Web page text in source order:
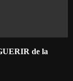
de la